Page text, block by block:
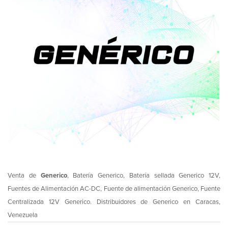
Venta de Generico, Batería Generico, Batería sellada Generico 12V,
Fuentes de Alimentación AC-DC, Fuente de alimentación Generico, Fuente
Centralizada 12V Generico. Distribuidores de Generico en Caracas,
Venezuela